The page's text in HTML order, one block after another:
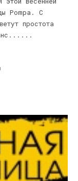
Pompa. С
простота